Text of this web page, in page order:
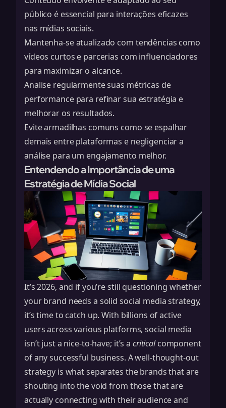
público é essencial para interações eficazes
nas mídias sociais.
Mantenha-se atualizado com tendências como
vídeos curtos e parcerias com influenciadores
para maximizar o alcance.
Analise regularmente suas métricas de
performance para refinar sua estratégia e
melhorar os resultados.
Evite armadilhas comuns como se espalhar
demais entre plataformas e negligenciar a
análise para um engajamento melhor.
Entendendo a Importância de uma
Estratégia de Mídia Social
It’s 2026, and if you’re still questioning whether
your brand needs a solid social media strategy,
it’s time to catch up. With billions of active
users across various platforms, social media
isn’t just a nice-to-have; it’s a criticalcomponent
of any successful business. A well-thought-out
strategy is what separates the brands that are
shouting into the void from those that are
actually connecting with their audience and